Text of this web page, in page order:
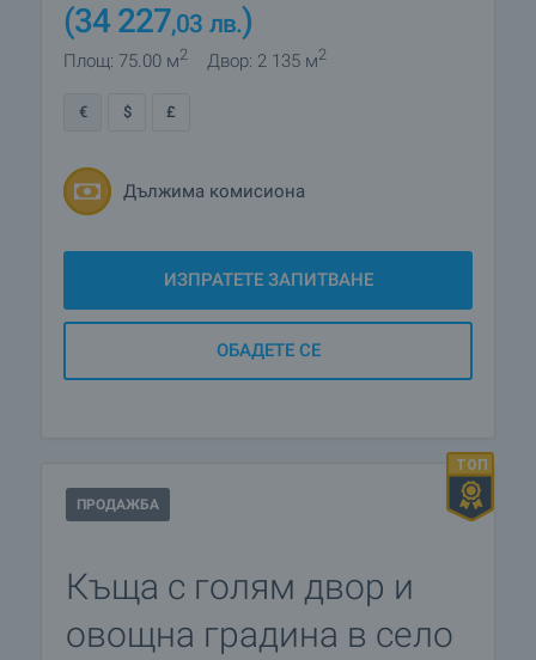
(34 227,03 лв.)
Площ: 75.00 м2 Двор: 2 135 м2
€ $ £
Дължима комисиона
ИЗПРАТЕТЕ ЗАПИТВАНЕ
ОБАДЕТЕ СЕ
ПРОДАЖБА
Къща с голям двор и
овощна градина в село